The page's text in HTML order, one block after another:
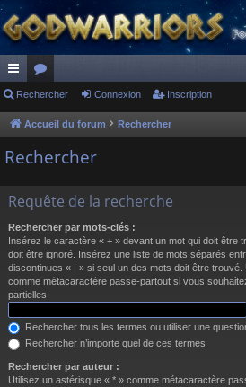
ac
co
ur
s
or
u
m
Rechercher Connexion Inscription
Accueil du forum Rechercher
Rechercher
Requête de la recherche
Rechercher par mots-clés :
Insérez le caractère « + » devant un mot qui doit être
doit être ignoré. Insérez une liste de mots séparés
discontinues « | » si seul un des mots doit être
comme métacaractère passe-partout si vous
partielles.
Rechercher tous les termes ou utiliser une
Rechercher n’importe quel de ces termes
Rechercher par auteur :
Utilisez un astérisque « * » comme métacaractère